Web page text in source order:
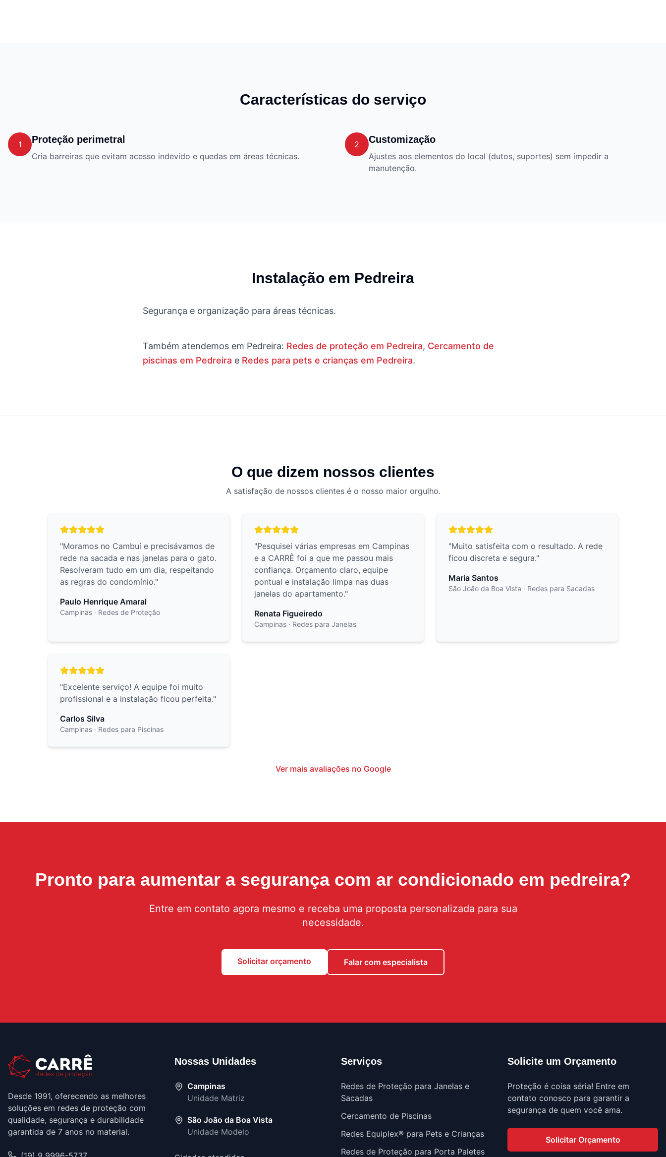
Características do serviço
1 Proteção perimetral
Cria barreiras que evitam acesso indevido e quedas em áreas técnicas.
2 Customização
Ajustes aos elementos do local (dutos, suportes) sem impedir a
manutenção.
Instalação em Pedreira
Segurança e organização para áreas técnicas.
Também atendemos em Pedreira: Redes de proteção em Pedreira, Cercamento de
piscinas em Pedreira e Redes para pets e crianças em Pedreira.
O que dizem nossos clientes
A satisfação de nossos clientes é o nosso maior orgulho.
"Moramos no Cambuí e precisávamos de
rede na sacada e nas janelas para o gato.
Resolveram tudo em um dia, respeitando
as regras do condomínio."
Paulo Henrique Amaral
Campinas · Redes de Proteção
"Pesquisei várias empresas em Campinas
e a CARRÊ foi a que me passou mais
confiança. Orçamento claro, equipe
pontual e instalação limpa nas duas
janelas do apartamento."
Renata Figueiredo
Campinas · Redes para Janelas
"Muito satisfeita com o resultado. A rede
ficou discreta e segura."
Maria Santos
São João da Boa Vista · Redes para Sacadas
"Excelente serviço! A equipe foi muito
profissional e a instalação ficou perfeita."
Carlos Silva
Campinas · Redes para Piscinas
Ver mais avaliações no Google
Pronto para aumentar a segurança com ar condicionado em pedreira?
Entre em contato agora mesmo e receba uma proposta personalizada para sua
necessidade.
Solicitar orçamento Falar com especialista
Desde 1991, oferecendo as melhores
soluções em redes de proteção com
qualidade, segurança e durabilidade
garantida de 7 anos no material.
Nossas Unidades
Campinas
Unidade Matriz
São João da Boa Vista
Unidade Modelo
Serviços
Redes de Proteção para Janelas e
Sacadas
Cercamento de Piscinas
Redes Equiplex® para Pets e Crianças
Redes de Proteção para Porta Paletes
Solicite um Orçamento
Proteção é coisa séria! Entre em
contato conosco para garantir a
segurança de quem você ama.
Solicitar Orçamento